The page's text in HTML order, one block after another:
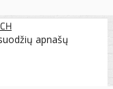
apnašų